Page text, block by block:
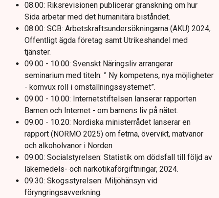
08.00: Riksrevisionen publicerar granskning om hur
Sida arbetar med det humanitära biståndet.
08.00: SCB: Arbetskraftsundersökningarna (AKU) 2024,
Offentligt ägda företag samt Utrikeshandel med
tjänster.
09.00 - 10.00: Svenskt Näringsliv arrangerar
seminarium med titeln: ” Ny kompetens, nya möjligheter
- komvux roll i omställningssystemet”.
09.00 - 10.00: Internetstiftelsen lanserar rapporten
Barnen och Internet - om barnens liv på nätet.
09.00 - 10.20: Nordiska ministerrådet lanserar en
rapport (NORMO 2025) om fetma, övervikt, matvanor
och alkoholvanor i Norden
09.00: Socialstyrelsen: Statistik om dödsfall till följd av
läkemedels- och narkotikaförgiftningar, 2024.
09.30: Skogsstyrelsen: Miljöhänsyn vid
föryngringsavverkning.